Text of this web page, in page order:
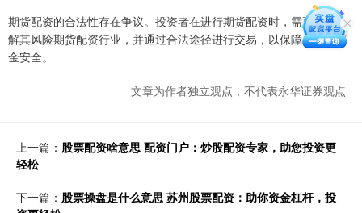
期货配资的合法性存在争议。投资者在进行期货配资时，需要充分了
解其风险期货配资行业，并通过合法途径进行交易，以保障自己的资
金安全。
文章为作者独立观点，不代表永华证券观点
上一篇： 股票配资啥意思 配资门户：炒股配资专家，助您投资更
轻松
下一篇： 股票操盘是什么意思 苏州股票配资：助你资金杠杆，投